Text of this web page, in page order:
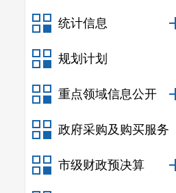
统计信息
规划计划
重点领域信息公开
政府采购及购买服务
市级财政预决算